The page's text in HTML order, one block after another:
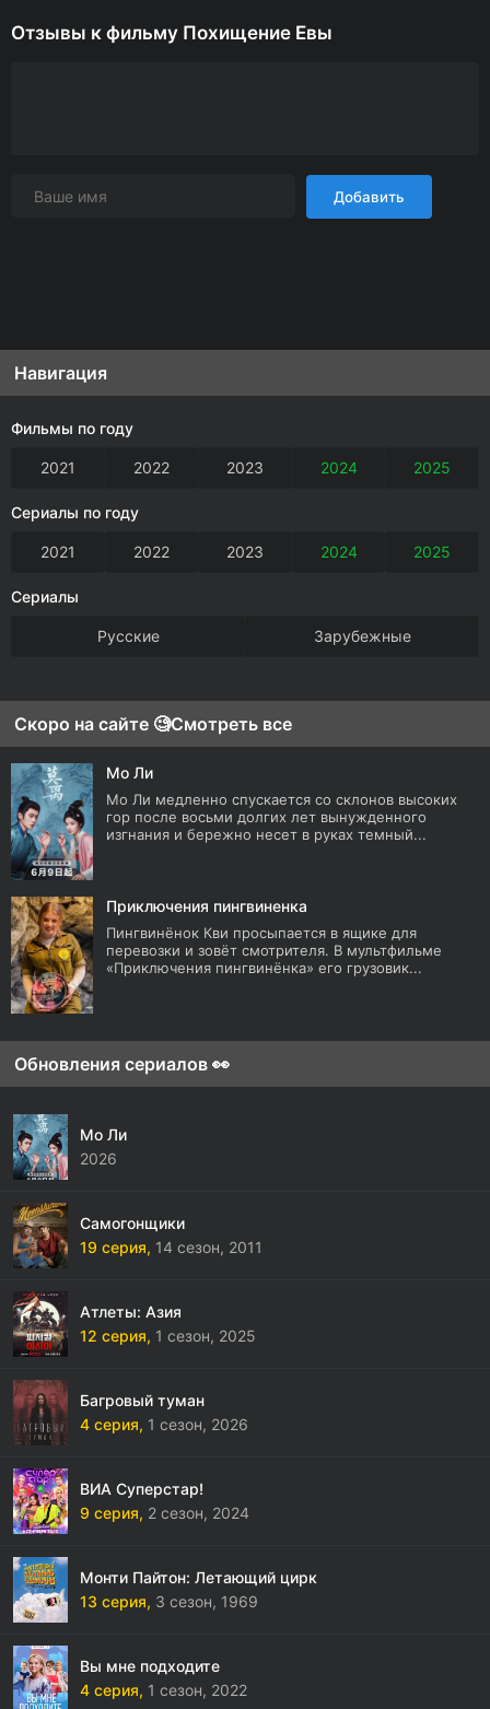
Отзывы к фильму Похищение Евы
Добавить
Навигация
Фильмы по году
2021 2022 2023 2024 2025
Сериалы по году
2021 2022 2023 2024 2025
Сериалы
Русские Зарубежные
Скоро на сайте 🧐Смотреть все
Мо Ли
Мо Ли медленно спускается со склонов высоких
гор после восьми долгих лет вынужденного
изгнания и бережно несет в руках темный...
Приключения пингвиненка
Пингвинёнок Кви просыпается в ящике для
перевозки и зовёт смотрителя. В мультфильме
«Приключения пингвинёнка» его грузовик...
Обновления сериалов 👀
Мо Ли
2026
Самогонщики
19 серия, 14 сезон, 2011
Атлеты: Азия
12 серия, 1 сезон, 2025
Багровый туман
4 серия, 1 сезон, 2026
ВИА Суперстар!
9 серия, 2 сезон, 2024
Монти Пайтон: Летающий цирк
13 серия, 3 сезон, 1969
Вы мне подходите
4 серия, 1 сезон, 2022